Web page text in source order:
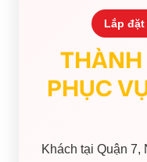
Lắp đặt
THÀNH
PHỤC
Khách tại Quận 7,